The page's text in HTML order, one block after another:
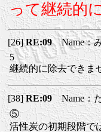
って継続的
[26]RE:09Name：み
5
継続的に除去できま
[38]RE:09Name：た
⑤
活性炭の初期段階で